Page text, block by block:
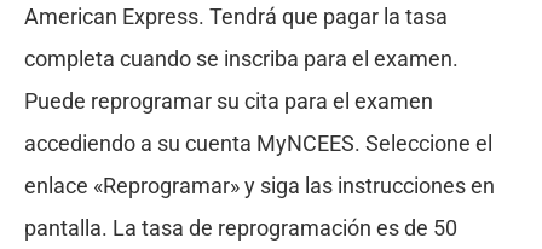
American Express. Tendrá que pagar la tasa
completa cuando se inscriba para el examen.
Puede reprogramar su cita para el examen
accediendo a su cuenta MyNCEES. Seleccione el
enlace «Reprogramar» y siga las instrucciones en
pantalla. La tasa de reprogramación es de 50